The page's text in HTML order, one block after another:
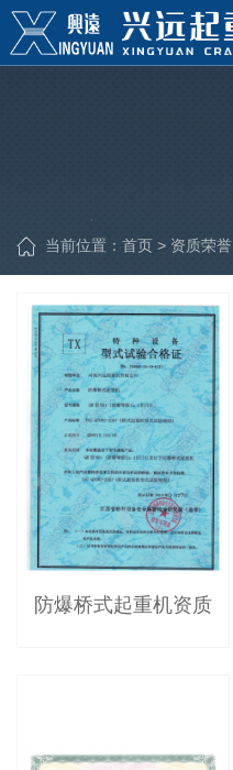
当前位置： 首页 > 资质荣誉
防爆桥式起重机资质